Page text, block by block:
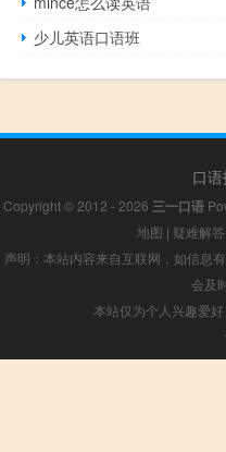
少儿英语口语班
口
Copyright © 2012 - 2026 三一口语
地图 | 疑难解答
声明：本站内容来自互联网，如信息
会及
本站仅为个人兴趣爱